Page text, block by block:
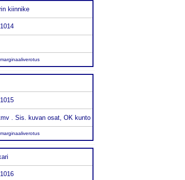
kiinnike
, marginaaliverotus
. Sis. kuvan osat, OK kunto
, marginaaliverotus